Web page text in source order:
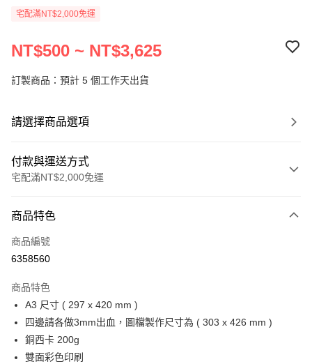
宅配滿NT$2,000免運
NT$500 ~ NT$3,625
訂製商品：預計 5 個工作天出貨
請選擇商品選項
付款與運送方式
宅配滿NT$2,000免運
信用卡一次付款
運送方式
宅配
每筆NT$200，滿NT$2,000(含以上)免運費
便利袋
每筆NT$150
商品特色
商品編號
6358560
商品特色
A3 尺寸 ( 297 x 420 mm )
四邊請各做3mm出血，圖檔製作尺寸為 ( 303 x 426 mm )
銅西卡 200g
雙面彩色印刷